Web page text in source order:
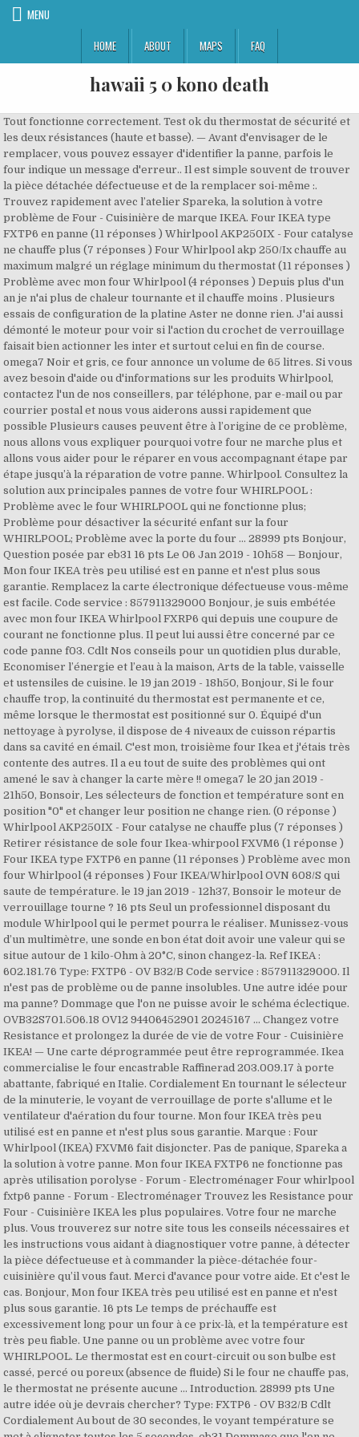
MENU
HOME
ABOUT MAPS FAQ
hawaii 5 0 kono death
Tout fonctionne correctement. Test ok du thermostat de sécurité et les deux résistances (haute et basse). — Avant d'envisager de le remplacer, vous pouvez essayer d'identifier la panne, parfois le four indique un message d'erreur.. Il est simple souvent de trouver la pièce détachée défectueuse et de la remplacer soi-même :. Trouvez rapidement avec l’atelier Spareka, la solution à votre problème de Four - Cuisinière de marque IKEA. Four IKEA type FXTP6 en panne (11 réponses ) Whirlpool AKP250IX - Four catalyse ne chauffe plus (7 réponses ) Four Whirlpool akp 250/Ix chauffe au maximum malgré un réglage minimum du thermostat (11 réponses ) Problème avec mon four Whirlpool (4 réponses ) Depuis plus d'un an je n'ai plus de chaleur tournante et il chauffe moins . Plusieurs essais de configuration de la platine Aster ne donne rien. J'ai aussi démonté le moteur pour voir si l'action du crochet de verrouillage faisait bien actionner les inter et surtout celui en fin de course. omega7 Noir et gris, ce four annonce un volume de 65 litres. Si vous avez besoin d'aide ou d'informations sur les produits Whirlpool, contactez l'un de nos conseillers, par téléphone, par e-mail ou par courrier postal et nous vous aiderons aussi rapidement que possible Plusieurs causes peuvent être à l’origine de ce problème, nous allons vous expliquer pourquoi votre four ne marche plus et allons vous aider pour le réparer en vous accompagnant étape par étape jusqu’à la réparation de votre panne. Whirlpool. Consultez la solution aux principales pannes de votre four WHIRLPOOL : Problème avec le four WHIRLPOOL qui ne fonctionne plus; Problème pour désactiver la sécurité enfant sur la four WHIRLPOOL; Problème avec la porte du four … 28999 pts Bonjour, Question posée par eb31 16 pts Le 06 Jan 2019 - 10h58 — Bonjour, Mon four IKEA très peu utilisé est en panne et n'est plus sous garantie. Remplacez la carte électronique défectueuse vous-même est facile. Code service : 857911329000 Bonjour, je suis embétée avec mon four IKEA Whirlpool FXRP6 qui depuis une coupure de courant ne fonctionne plus. Il peut lui aussi être concerné par ce code panne f03. Cdlt Nos conseils pour un quotidien plus durable, Economiser l’énergie et l’eau à la maison, Arts de la table, vaisselle et ustensiles de cuisine. le 19 jan 2019 - 18h50, Bonjour, Si le four chauffe trop, la continuité du thermostat est permanente et ce, même lorsque le thermostat est positionné sur 0. Équipé d'un nettoyage à pyrolyse, il dispose de 4 niveaux de cuisson répartis dans sa cavité en émail. C'est mon, troisième four Ikea et j'étais très contente des autres. Il a eu tout de suite des problèmes qui ont amené le sav à changer la carte mère !! omega7 le 20 jan 2019 - 21h50, Bonsoir, Les sélecteurs de fonction et température sont en position "0" et changer leur position ne change rien. (0 réponse ) Whirlpool AKP250IX - Four catalyse ne chauffe plus (7 réponses ) Retirer résistance de sole four Ikea-whirpool FXVM6 (1 réponse ) Four IKEA type FXTP6 en panne (11 réponses ) Problème avec mon four Whirlpool (4 réponses ) Four IKEA/Whirlpool OVN 608/S qui saute de température. le 19 jan 2019 - 12h37, Bonsoir le moteur de verrouillage tourne ? 16 pts Seul un professionnel disposant du module Whirlpool qui le permet pourra le réaliser. Munissez-vous d’un multimètre, une sonde en bon état doit avoir une valeur qui se situe autour de 1 kilo-Ohm à 20°C, sinon changez-la. Ref IKEA : 602.181.76 Type: FXTP6 - OV B32/B Code service : 857911329000. Il n'est pas de problème ou de panne insolubles. Une autre idée pour ma panne? Dommage que l'on ne puisse avoir le schéma éclectique. OVB32S701.506.18 OV12 94406452901 20245167 ... Changez votre Resistance et prolongez la durée de vie de votre Four - Cuisinière IKEA! — Une carte déprogrammée peut être reprogrammée. Ikea commercialise le four encastrable Raffinerad 203.009.17 à porte abattante, fabriqué en Italie. Cordialement En tournant le sélecteur de la minuterie, le voyant de verrouillage de porte s'allume et le ventilateur d'aération du four tourne. Mon four IKEA très peu utilisé est en panne et n'est plus sous garantie. Marque : Four Whirlpool (IKEA) FXVM6 fait disjoncter. Pas de panique, Spareka a la solution à votre panne. Mon four IKEA FXTP6 ne fonctionne pas après utilisation porolyse - Forum - Electroménager Four whirlpool fxtp6 panne - Forum - Electroménager Trouvez les Resistance pour Four - Cuisinière IKEA les plus populaires. Votre four ne marche plus. Vous trouverez sur notre site tous les conseils nécessaires et les instructions vous aidant à diagnostiquer votre panne, à détecter la pièce défectueuse et à commander la pièce-détachée four-cuisinière qu’il vous faut. Merci d'avance pour votre aide. Et c'est le cas. Bonjour, Mon four IKEA très peu utilisé est en panne et n'est plus sous garantie. 16 pts Le temps de préchauffe est excessivement long pour un four à ce prix-là, et la température est très peu fiable. Une panne ou un problème avec votre four WHIRLPOOL. Le thermostat est en court-circuit ou son bulbe est cassé, percé ou poreux (absence de fluide) Si le four ne chauffe pas, le thermostat ne présente aucune … Introduction. 28999 pts Une autre idée où je devrais chercher? Type: FXTP6 - OV B32/B Cdlt Cordialement Au bout de 30 secondes, le voyant température se met à clignoter toutes les 5 secondes. eb31 Dommage que l'on ne puisse avoir le schéma éclectique. — Four IKEA type FXTP6 en panne Marque : Whirlpool Modèle : type FXTP6. Fxtp6 Ikea Manual Four Encastrable Occasion Rénové Garanti Pas Cher Envie ... Code Panne De Votre Four Whirlpool Four Encastrable Occasion Rénové Garanti Pas Cher Envie Mode Demploi Quatre Ikea Framtid Ov5 Huile Arahrencocf Ikea Framtid Ov9 20218178 Le crochet de verrouillage de porte est intégré dans le bloc entouré sur la photo. Vitre interieure de porte - Vitre de porte - Four, cuisinière - 481245059838 481245059594 - 8 - Des milliers de clients satisfaits Ref IKEA : 602.181.76 Type: FXTP6 - OV B32/B Code service : 857911329000 La porte n'est pas verrouillée par un nettoyage pyrolyse. Cdlt — Problèmes d’allumage ou de tension du four. Le code panne F01 correspond à un problème de lecture de la température de votre four. (sponsorisé), Découvrez la nouvelle plateforme Produits Durables. — Cdlt autres recherches récentes de manuels et notices four whirlpool fxrp6: four whirlpool fxrp6 four thirode hmi emeraude four fagor four pyrolyse bosch four hb750550f four de dietrich type 4927 four fagor innovation class a four multifonction samsung ce four ikea realistic four electrolux eob 53020 four teka ht 610 me four far moc25e four home cfce56x four foinox 1030 mod wgn4me2 four bosch hsv le 22 jan 2019 - 22h47, Bonsoir donc si le organes de contrôle (moteur de verrouillage) fonctionnent et si les différents contacts fonctionnent correctement c'est que le problème provient de la carte électronique... 16 pts le 14 jan 2019 - 11h01, Bonjour, À noter, ses gradins sont amovibles et non emboutis dans la cavité. Le four ne fonctionne plus Parle-t-on des mêmes résistances? Bonjour J'ai acheté il y a 7 ans un four à pyrolyse kurvor chez ikea . Bonsoir le moteur de verrouillage tourne ? Pas testé, mais je l'ai démonté pour voir qu'il fonctionnait en 230V. — 16 pts Le moteur fonctionne très bien. eb31 — FXTP6 - FOUR (Schémas électriques & electroniques) Schémas & diagrammes FXTP6 FOUR - Ces schémas sont des des documents techniques décrivant les circuits électriques et électroniques de l'appareil dans le but de détecter des pannes et de réparer l'appareil. Notice four WHIRLPOOL FXTP6 et pièces détachées. Fours - IKEA . Votre four Ikea vous a lâché et ne fonctionne plus correctement ? 28999 pts Cordialement eb31 Impossible de tester résistance four pyrolyse Whirlpool. eb31 ... Sur cette page, vous trouverez les dernières posts concernant les problèmes d’appareils de marque IKEA ainsi que les pannes courantes. Personne n'a une idée ??? N'hésitez pas à entrer en contact avec un technicien expert en four WHIRLPOOL. Bonjour, Four électrique Whirlpool FXTP6 ne chauffe plus et clignote... Four combiné multifonction Whirlpool JT378BL ne chauffe plus, Four Whirlpool AKP 152/IX est bloqué sur - - - C, Fout whirlpool type FXTP6 OV C31/S qui fait disjoncter le Diférentiel dès la mise en marche de l'appareil ou après 10 minutes, Four Whirlpool AKMZ799/IX panne Afficheur Analogique, Four whirlpool akzm 776 resistance de voute (grill) chauffe pas, Pièces détachées électroménager : tous les sites, Vendre sa voiture : comment la réparer soi-même ? Code panne F01 - Température. omega7 Manuel utilisateur FOUR IKEA FXTP6 - Cette notice d'utilisation originale (ou mode d'emploi ou manuel utilisateur) contient toutes les instructions nécessaires à l'utilisation de l'appareil. Nous vous invitons à enregistrer votre four sur le site : www.whirlpool.fr, rubrique « enregistrez votre produit » afin d’être rapidement reconnu et renseigné par l service consommateur en cas de conseil ou de panne. En tournant le sélecteur de la minuterie, le voyant de verrouillage de porte s'allume et le ventilateur d'aération du four tourne. Vous souhaitez changer l'ampoule de votre four mais vous ne savez pas comment procéder. J'ai démonté le bloc avec les contacts de fermeture porte et verrouillage. le 14 jan 2019 - 23h48, Je vais démonter tout le bloc mais pas facile car il faut démonter la face avant, cela est dû au crochet de verrouillage. le 22 jan 2019 - 23h18, Guide d'achat des marques les plus fiables. L’élément à contrôler est la